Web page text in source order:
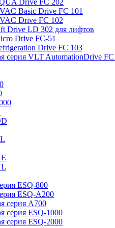
Basic Drive FC 101
Drive FC 102
Drive LD 302 для лифтов
Drive FC-51
Drive FC 103
серия VLT AutomationDrive
ESQ-800
ESQ-А200
серия A700
серия ESQ-1000
серия ESQ-2000